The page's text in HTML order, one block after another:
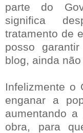
parte do
significa
tratamento de
posso
blog, ainda
Infelizmente o
enganar a
aumentando
obra, para